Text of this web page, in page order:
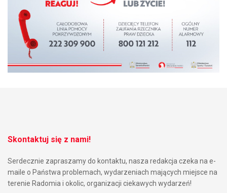
Skontaktuj się z nami!
Serdecznie zapraszamy do kontaktu, nasza redakcja czeka na e-
maile o Państwa problemach, wydarzeniach mających miejsce na
terenie Radomia i okolic, organizacji ciekawych wydarzeń!